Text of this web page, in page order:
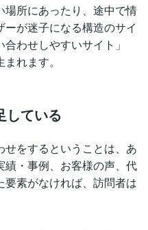
場所にあったり、途中で情
が迷子になる構造のサイ
わせしやすいサイト」
れます。
ている
をするということは、あ
績・事例、お客様の声、代
素がなければ、訪問者は